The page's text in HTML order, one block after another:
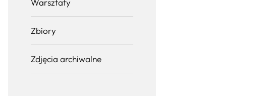
Warsztaty
Zbiory
Zdjęcia archiwalne